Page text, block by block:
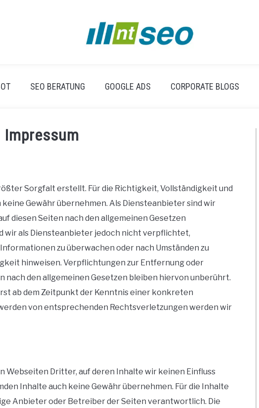
SEO BERATUNG GOOGLE ADS CORPORATE BLOGS
Impressum
Sorgfalt erstellt. Für die Richtigkeit, Vollständigkeit und
Gewähr übernehmen. Als Diensteanbieter sind wir
diesen Seiten nach den allgemeinen Gesetzen
wir als Diensteanbieter jedoch nicht verpflichtet,
zu überwachen oder nach Umständen zu
hinweisen. Verpflichtungen zur Entfernung oder
nach den allgemeinen Gesetzen bleiben hiervon unberührt.
ab dem Zeitpunkt der Kenntnis einer konkreten
von entsprechenden Rechtsverletzungen werden wir
Webseiten Dritter, auf deren Inhalte wir keinen Einfluss
Inhalte auch keine Gewähr übernehmen. Für die Inhalte
Anbieter oder Betreiber der Seiten verantwortlich. Die